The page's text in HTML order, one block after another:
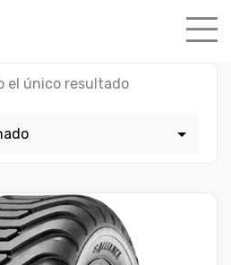
el único resultado